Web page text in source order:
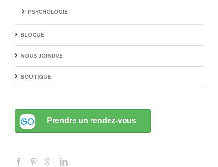
PSYCHOLOGIE
BLOGUE
NOUS JOINDRE
BOUTIQUE